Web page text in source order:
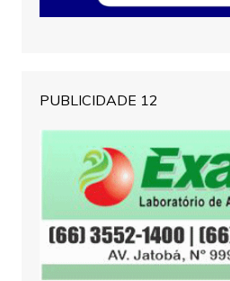
PUBLICIDADE 12